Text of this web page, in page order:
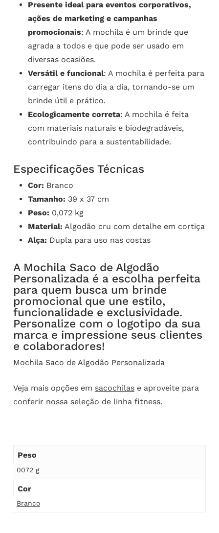
Presente ideal para eventos corporativos,
ações de marketing e campanhas
promocionais: A mochila é um brinde que
agrada a todos e que pode ser usado em
diversas ocasiões.
Versátil e funcional: A mochila é perfeita para
carregar itens do dia a dia, tornando-se um
brinde útil e prático.
Ecologicamente correta: A mochila é feita
com materiais naturais e biodegradáveis,
contribuindo para a sustentabilidade.
Especificações Técnicas
Cor: Branco
Tamanho: 39 x 37 cm
Peso: 0,072 kg
Material: Algodão cru com detalhe em cortiça
Alça: Dupla para uso nas costas
A Mochila Saco de Algodão
Personalizada é a escolha perfeita
para quem busca um brinde
promocional que une estilo,
funcionalidade e exclusividade.
Personalize com o logotipo da sua
marca e impressione seus clientes
e colaboradores!
Mochila Saco de Algodão Personalizada
Veja mais opções em sacochilase aproveite para
conferir nossa seleção de linha fitness.
Peso
0072 g
Cor
Branco